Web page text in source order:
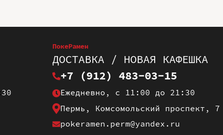
ПокеРамен
ДОСТАВКА / НОВАЯ КАФЕШКА
+7 (912) 483-03-15
Ежедневно, с 11:00 до 21:30
Пермь, Комсомольский проспект, 7
pokeramen.perm@yandex.ru